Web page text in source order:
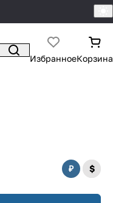
ИзбранноеКорзина